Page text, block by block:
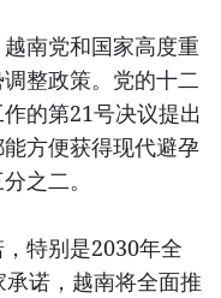
南党和国家高度重
整政策。党的十二
的第21号决议提出
方便获得现代避孕
之二。
特别是2030年全
诺，越南将全面推